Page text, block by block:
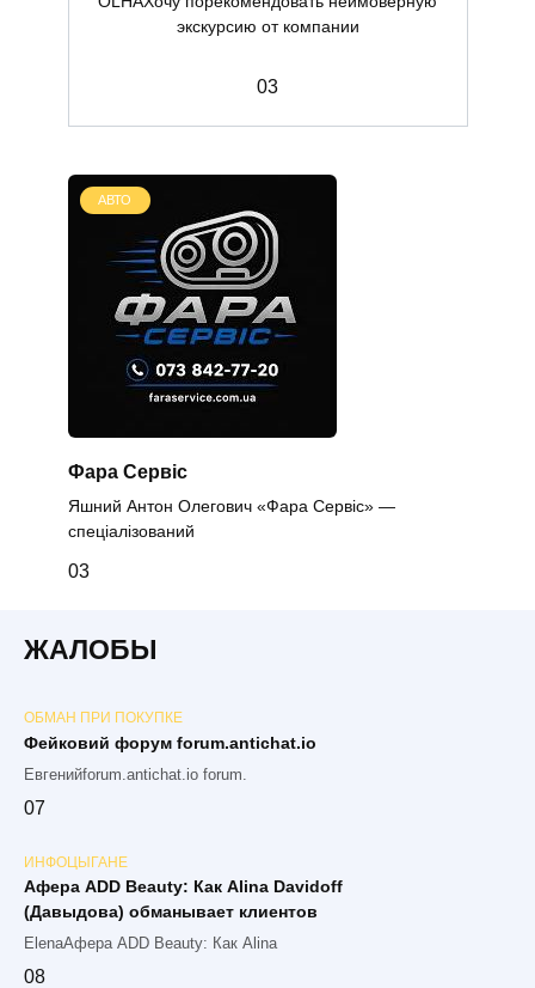
экскурсию от компании
03
АВТО
Фара Сервіс
Яшний Антон Олегович «Фара Сервіс» —
спеціалізований
03
ЖАЛОБЫ
ОБМАН ПРИ ПОКУПКЕ
Фейковий форум forum.antichat.io
Евгенийforum.antichat.io forum.
07
ИНФОЦЫГАНЕ
Афера ADD Beauty: Как Alina Davidoff
(Давыдова) обманывает клиентов
ElenaАфера ADD Beauty: Как Alina
08